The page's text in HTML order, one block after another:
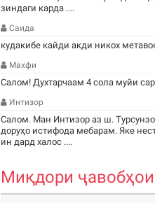
зиндаги карда ....
Саида
кудакибе кайди акди никох
Махфи
Салом! Духтарчаам 4 сола муйи
Интизор
Салом. Ман Интизор аз ш.
доруҳо истифода мебарам. Яке
ин дард халос ....
Миқдори